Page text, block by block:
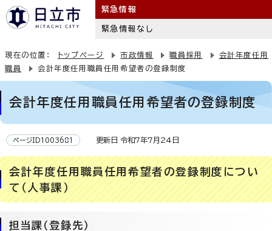
緊急情報
緊急情報なし
現在の位置： トップページ 市政情報 職員採用
会計年度任用
職員
会計年度任用職員任用希望者の登録制度
会計年度任用職員任用希望者の登録制度
ページID1003681 更新日 令和7年7月24日
会計年度任用職員任用希望者の登録制度につい
て（人事課）
担当課（登録先）